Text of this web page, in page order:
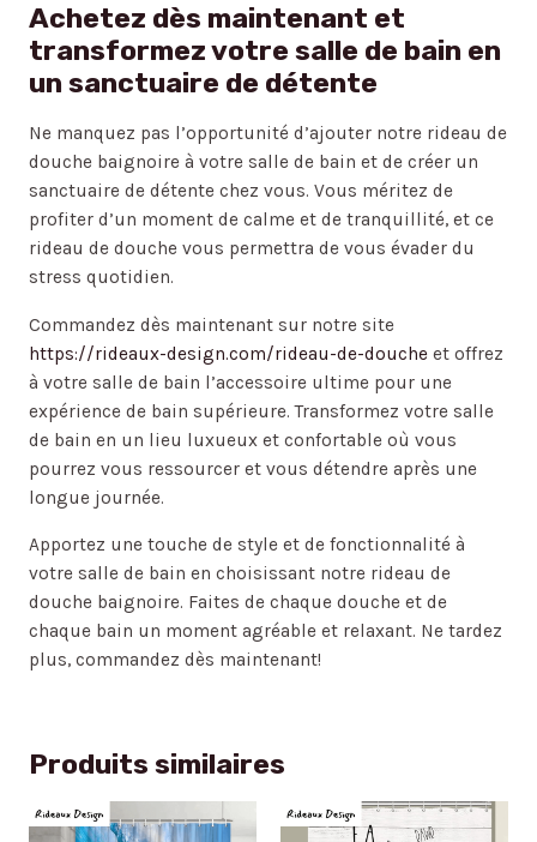
Achetez dès maintenant et
transformez votre salle de bain en
un sanctuaire de détente
Ne manquez pas l’opportunité d’ajouter notre rideau de
douche baignoire à votre salle de bain et de créer un
sanctuaire de détente chez vous. Vous méritez de
profiter d’un moment de calme et de tranquillité, et ce
rideau de douche vous permettra de vous évader du
stress quotidien.
Commandez dès maintenant sur notre site
https://rideaux-design.com/rideau-de-doucheet offrez
à votre salle de bain l’accessoire ultime pour une
expérience de bain supérieure. Transformez votre salle
de bain en un lieu luxueux et confortable où vous
pourrez vous ressourcer et vous détendre après une
longue journée.
Apportez une touche de style et de fonctionnalité à
votre salle de bain en choisissant notre rideau de
douche baignoire. Faites de chaque douche et de
chaque bain un moment agréable et relaxant. Ne tardez
plus, commandez dès maintenant!
Produits similaires